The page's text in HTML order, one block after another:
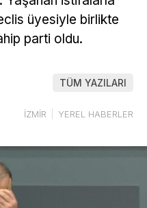
üyesiyle birlikte
parti oldu.
TÜM YAZILARI
İZMİR YEREL HABERLER